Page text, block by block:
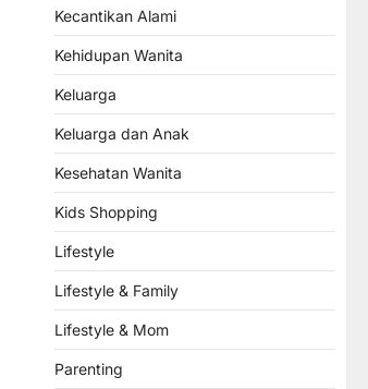
Kecantikan Alami
Kehidupan Wanita
Keluarga
Keluarga dan Anak
Kesehatan Wanita
Kids Shopping
Lifestyle
Lifestyle & Family
Lifestyle & Mom
Parenting